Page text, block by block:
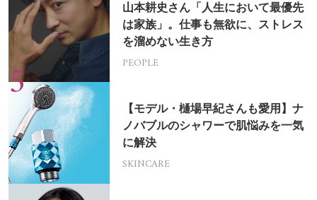
山本耕史さん「人生において最優先
は家族」。仕事も無欲に、ストレス
を溜めない生き方
PEOPLE
【モデル・樋場早紀さんも愛用】ナ
ノバブルのシャワーで肌悩みを一気
に解決
SKINCARE